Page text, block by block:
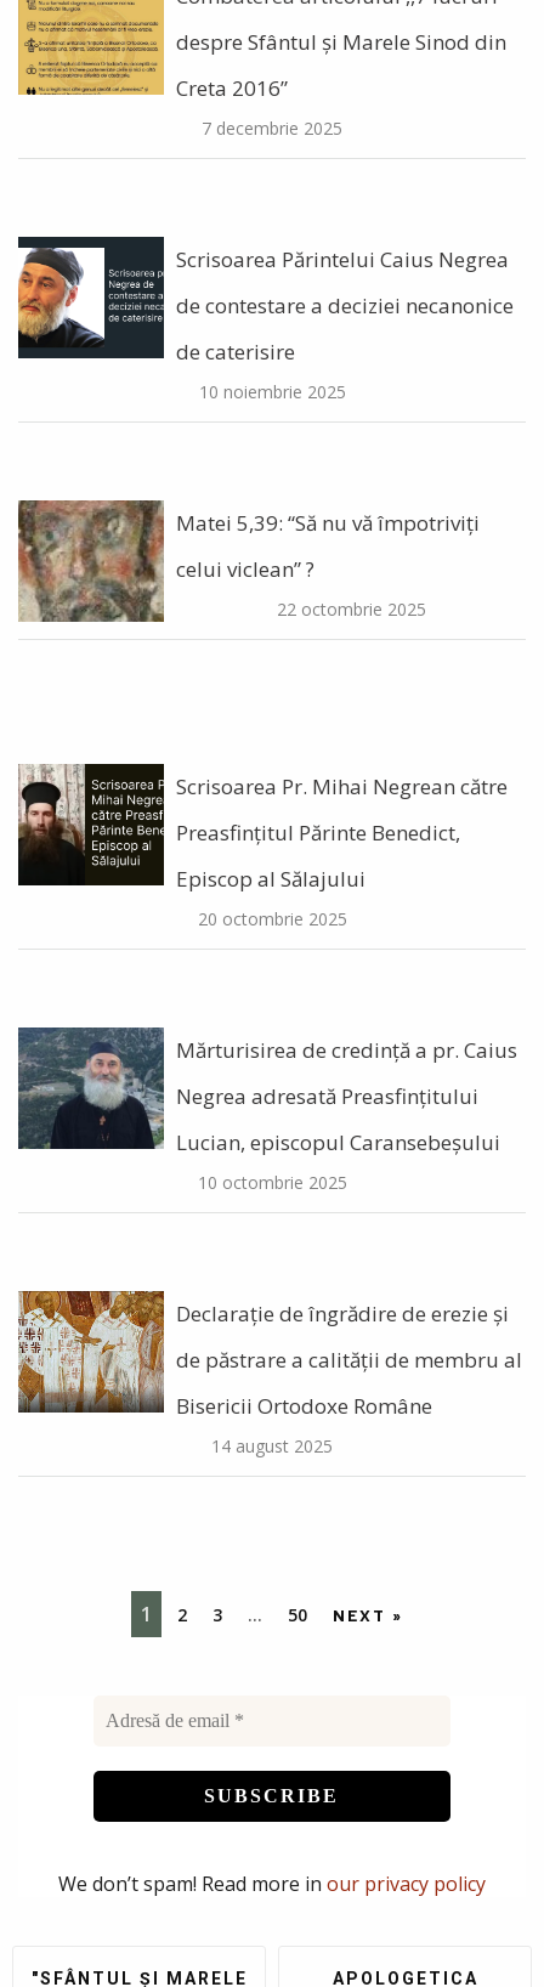
despre Sfântul și Marele Sinod din
Creta 2016”
7 decembrie 2025
Scrisoarea Părintelui Caius Negrea
de contestare a deciziei necanonice
de caterisire
10 noiembrie 2025
Matei 5,39: “Să nu vă împotriviți
celui viclean” ?
22 octombrie 2025
Scrisoarea Pr. Mihai Negrean către
Preasfințitul Părinte Benedict,
Episcop al Sălajului
20 octombrie 2025
Mărturisirea de credință a pr. Caius
Negrea adresată Preasfințitului
Lucian, episcopul Caransebeșului
10 octombrie 2025
Declarație de îngrădire de erezie și
de păstrare a calității de membru al
Bisericii Ortodoxe Române
14 august 2025
1 2 3 … 50 NEXT »
We don’t spam! Read more in our privacy policy
"SFÂNTUL ȘI MARELE APOLOGETICA